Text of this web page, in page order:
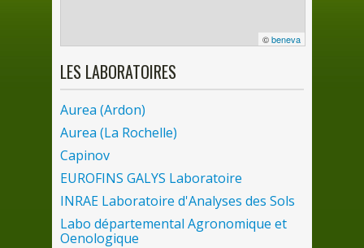
©beneva
LES LABORATOIRES
Aurea (Ardon)
Aurea (La Rochelle)
Capinov
EUROFINS GALYS Laboratoire
INRAE Laboratoire d'Analyses des Sols
Labo départemental Agronomique et
Oenologique